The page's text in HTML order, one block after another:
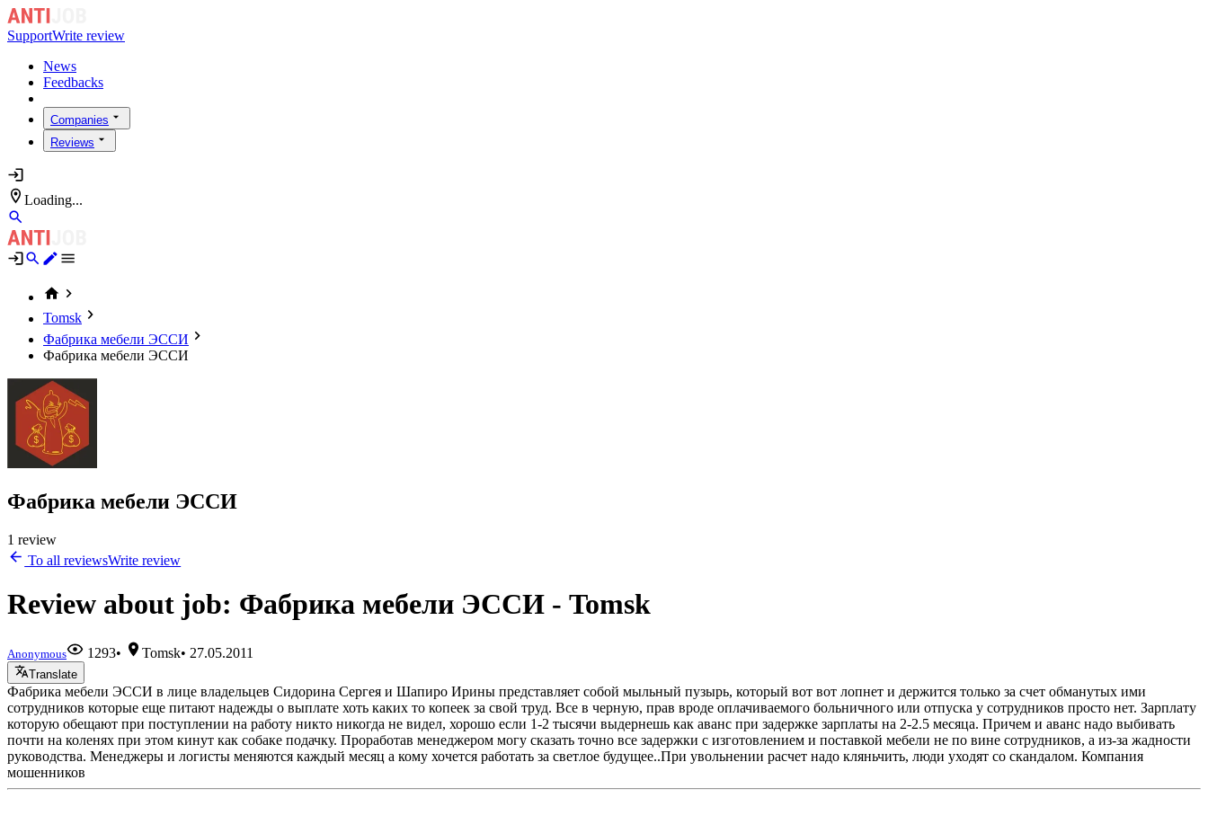
SupportWrite review
News
Feedbacks
Companies
Reviews
Loading...
Tomsk
Фабрика мебели ЭССИ
Фабрика мебели ЭССИ
Фабрика мебели ЭССИ
1 review
To all reviewsWrite review
Review about job: Фабрика мебели ЭССИ - Tomsk
Anonymous 1293• Tomsk• 27.05.2011
Translate
Фабрика мебели ЭССИ в лице владельцев Сидорина Сергея и Шапиро Ирины представляет собой мыльный пузырь, который вот вот лопнет и держится только за счет обманутых ими
сотрудников которые еще питают надежды о выплате хоть каких то копеек за свой труд. Все в черную, прав вроде оплачиваемого больничного или отпуска у сотрудников просто нет. Зарплату
которую обещают при поступлении на работу никто никогда не видел, хорошо если 1-2 тысячи выдернешь как аванс при задержке зарплаты на 2-2.5 месяца. Причем и аванс надо выбивать
почти на коленях при этом кинут как собаке подачку. Проработав менеджером могу сказать точно все задержки с изготовлением и поставкой мебели не по вине сотрудников, а из-за жадности
руководства. Менеджеры и логисты меняются каждый месяц а кому хочется работать за светлое будущее..При увольнении расчет надо кляньчить, люди уходят со скандалом. Компания
мошенников